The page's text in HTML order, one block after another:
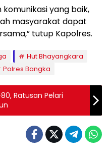
yang baik,
masyarakat dapat
tutup Kapolres.
Hut Bhayangkara
Polres Bangka
Ratusan Pelari